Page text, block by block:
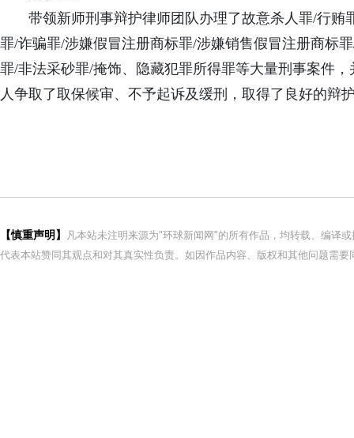
带领新师刑事辩护律师团队办理了故意杀人罪/行贿
罪/诈骗罪/涉嫌假冒注册商标罪/涉嫌销售假冒注册商标罪
罪/非法采砂罪/掩饰、隐藏犯罪所得罪等大量刑事案件
人争取了取保候审、不予起诉及缓刑，取得了良好的辩
【慎重声明】
凡本站未注明来源为"环球新闻网"的所有作品，均转载、编译
代表本站赞同其观点和对其真实性负责。如因作品内容、版权和其他问题需